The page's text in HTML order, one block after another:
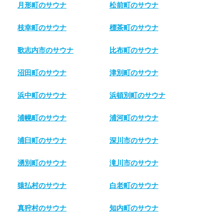
月形町のサウナ 松前町のサウナ
枝幸町のサウナ 標茶町のサウナ
歌志内市のサウナ 比布町のサウナ
沼田町のサウナ 津別町のサウナ
浜中町のサウナ 浜頓別町のサウナ
浦幌町のサウナ 浦河町のサウナ
浦臼町のサウナ 深川市のサウナ
湧別町のサウナ 滝川市のサウナ
猿払村のサウナ 白老町のサウナ
真狩村のサウナ 知内町のサウナ